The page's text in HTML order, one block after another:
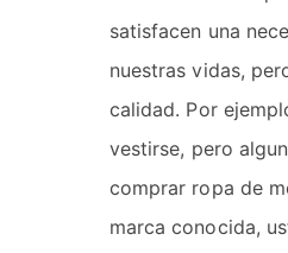
satisfacen una
nuestras vidas,
calidad. Por
vestirse, pero
comprar ropa de
marca conocida,